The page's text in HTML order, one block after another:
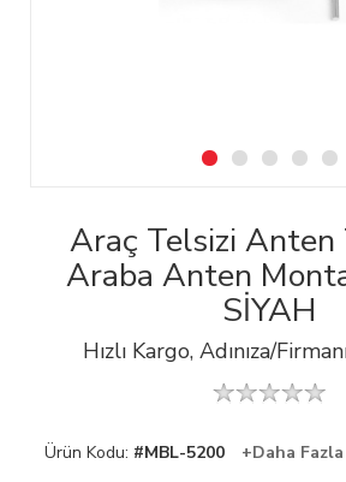
Araç Telsizi Anten
Araba Anten
SİYAH
Hızlı Kargo, Adınıza/
Ürün Kodu: #MBL-5200 +Daha